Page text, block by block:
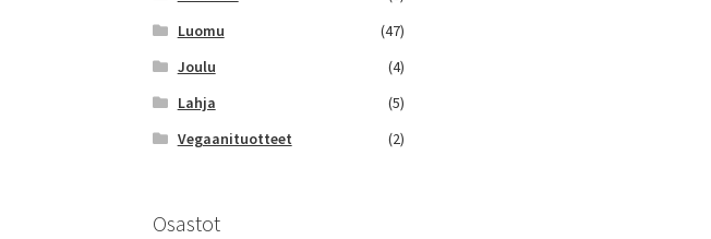
Luomu
(47)
Joulu
(4)
Lahja
(5)
Vegaanituotteet
(2)
Osastot